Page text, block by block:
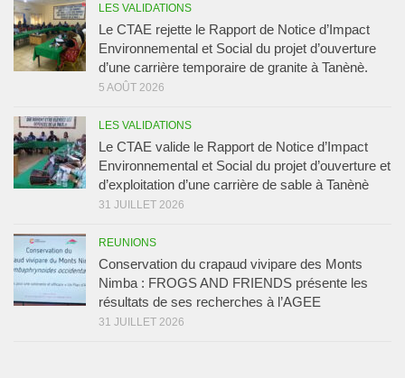
LES VALIDATIONS
Le CTAE rejette le Rapport de Notice d’Impact
Environnemental et Social du projet d’ouverture
d’une carrière temporaire de granite à Tanènè.
5 AOÛT 2026
LES VALIDATIONS
Le CTAE valide le Rapport de Notice d’Impact
Environnemental et Social du projet d’ouverture et
d’exploitation d’une carrière de sable à Tanènè
31 JUILLET 2026
REUNIONS
Conservation du crapaud vivipare des Monts
Nimba : FROGS AND FRIENDS présente les
résultats de ses recherches à l’AGEE
31 JUILLET 2026